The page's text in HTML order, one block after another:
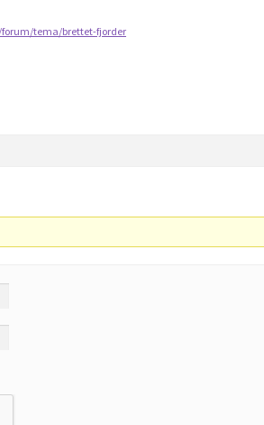
tema/brettet-fjorder